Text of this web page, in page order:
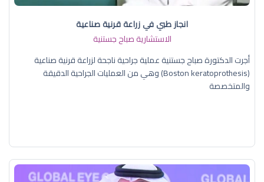
انجاز طبي في زراعة قرنية صناعية
الاستشارية صباح جستنية
أجرت الدكتورة صباح جستنية عملية جراحية ناجحة لزراعة قرنية صناعية
(Boston keratoprothesis) وهي من العمليات الجراحية الدقيقة
والمتخصصة